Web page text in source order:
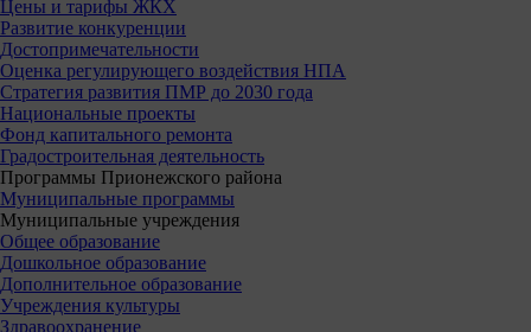
Цены и тарифы ЖКХ
Развитие конкуренции
Достопримечательности
Оценка регулирующего воздействия НПА
Стратегия развития ПМР до 2030 года
Национальные проекты
Фонд капитального ремонта
Градостроительная деятельность
Программы Прионежского района
Муниципальные программы
Муниципальные учреждения
Общее образование
Дошкольное образование
Дополнительное образование
Учреждения культуры
Здравоохранение